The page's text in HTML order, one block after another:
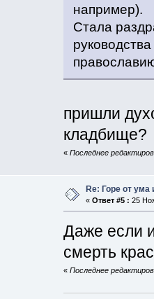
например).
Стала
пришли
кладбище?
« Последнее
Re: Горе от ума
« Ответ #5 : 25
Даже если
смерть
« Последнее